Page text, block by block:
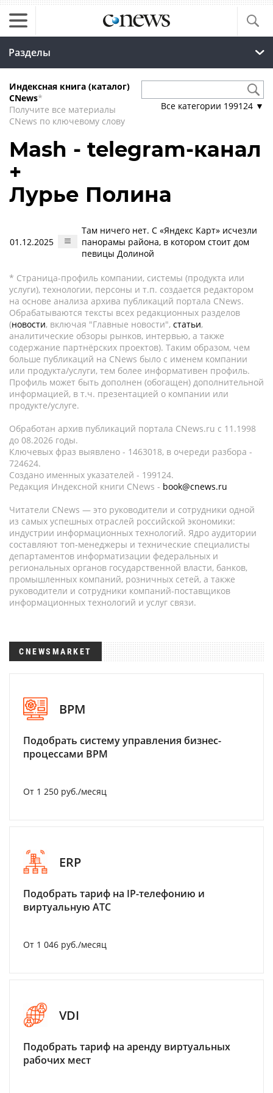
Разделы
Индексная книга (каталог)
CNews*
Получите все материалы
CNews по ключевому слову
Все категории 199124 ▼
Mash - telegram-канал
+
Лурье Полина
01.12.2025
Там ничего нет. С «Яндекс Карт» исчезли
панорамы района, в котором стоит дом
певицы Долиной
* Страница-профиль компании, системы (продукта или
услуги), технологии, персоны и т.п. создается редактором
на основе анализа архива публикаций портала CNews.
Обрабатываются тексты всех редакционных разделов
(новости, включая "Главные новости", статьи,
аналитические обзоры рынков, интервью, а также
содержание партнёрских проектов). Таким образом, чем
больше публикаций на CNews было с именем компании
или продукта/услуги, тем более информативен профиль.
Профиль может быть дополнен (обогащен) дополнительной
информацией, в т.ч. презентацией о компании или
продукте/услуге.
Обработан архив публикаций портала CNews.ru c 11.1998
до 08.2026 годы.
Ключевых фраз выявлено - 1463018, в очереди разбора -
724624.
Создано именных указателей - 199124.
Редакция Индексной книги CNews - book@cnews.ru
Читатели CNews — это руководители и сотрудники одной
из самых успешных отраслей российской экономики:
индустрии информационных технологий. Ядро аудитории
составляют топ-менеджеры и технические специалисты
департаментов информатизации федеральных и
региональных органов государственной власти, банков,
промышленных компаний, розничных сетей, а также
руководители и сотрудники компаний-поставщиков
информационных технологий и услуг связи.
CNEWSMARKET
BPM
Подобрать систему управления бизнес-
процессами BPM
От 1 250 руб./месяц
ERP
Подобрать тариф на IP-телефонию и
виртуальную АТС
От 1 046 руб./месяц
VDI
Подобрать тариф на аренду виртуальных
рабочих мест